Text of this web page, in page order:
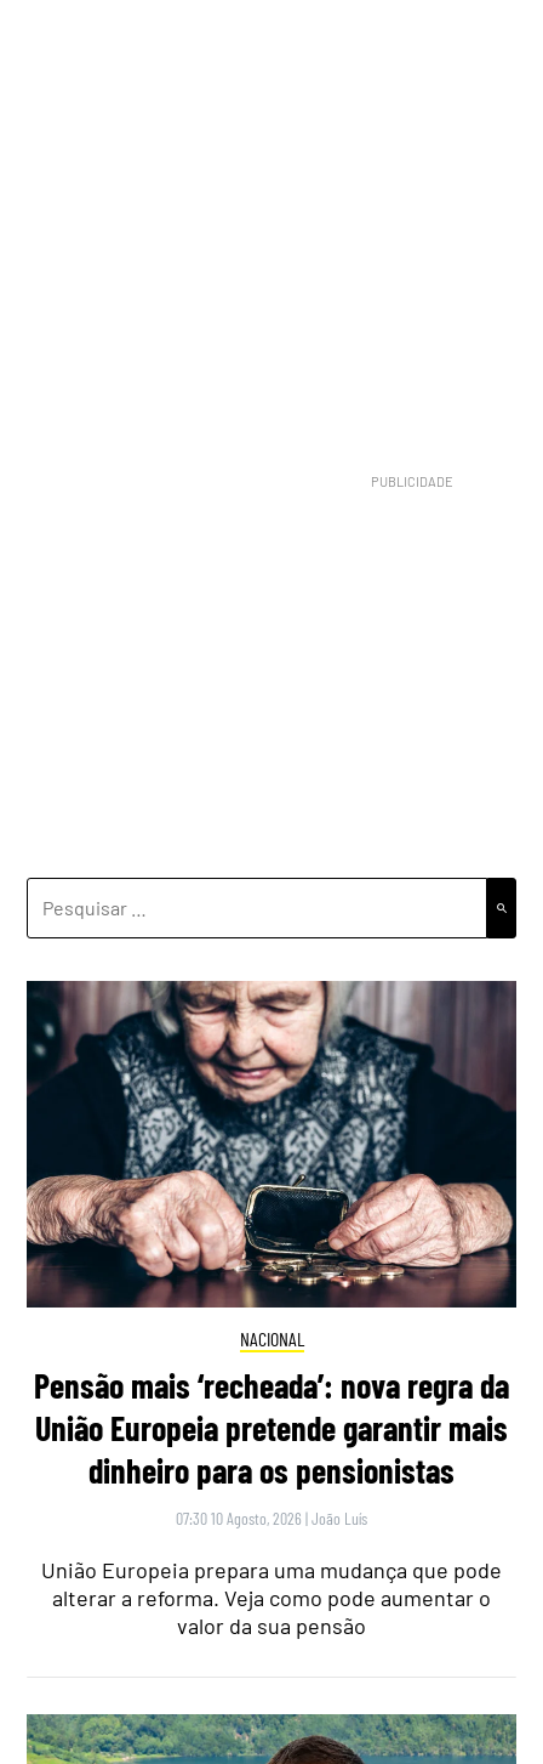
POR:
NACIONAL
Pensão mais ‘recheada’: nova regra da
União Europeia pretende garantir mais
dinheiro para os pensionistas
07:30 10 Agosto, 2026 |João Luís
União Europeia prepara uma mudança que pode
alterar a reforma. Veja como pode aumentar o
valor da sua pensão